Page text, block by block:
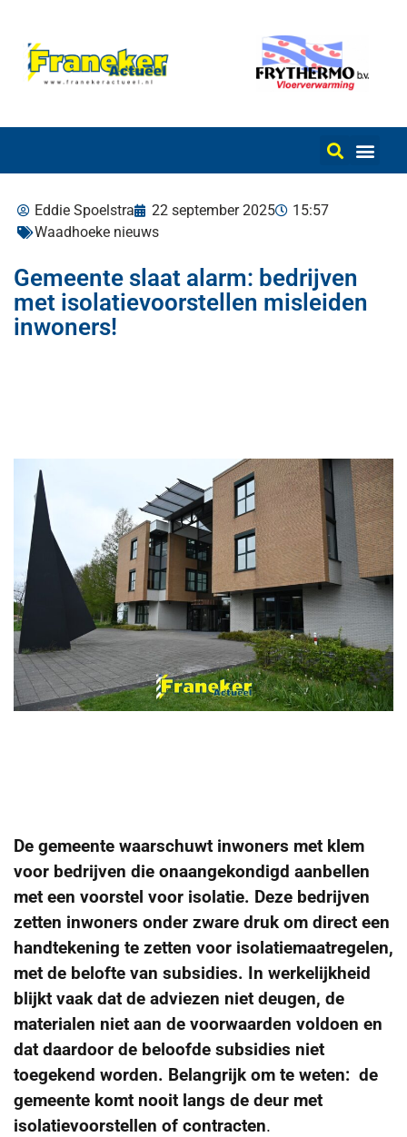
Eddie Spoelstra 22 september 2025
15:57
Waadhoeke nieuws
Gemeente slaat alarm: bedrijven
met isolatievoorstellen misleiden
inwoners!
De gemeente waarschuwt inwoners met klem
voor bedrijven die onaangekondigd aanbellen
met een voorstel voor isolatie. Deze bedrijven
zetten inwoners onder zware druk om direct een
handtekening te zetten voor isolatiemaatregelen,
met de belofte van subsidies. In werkelijkheid
blijkt vaak dat de adviezen niet deugen, de
materialen niet aan de voorwaarden voldoen en
dat daardoor de beloofde subsidies niet
toegekend worden. Belangrijk om te weten: de
gemeente komt nooit langs de deur met
isolatievoorstellen of contracten.